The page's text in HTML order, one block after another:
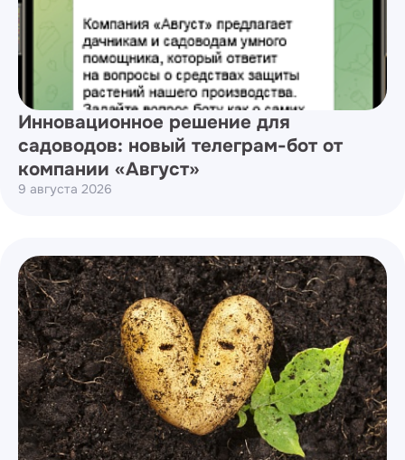
Инновационное решение для
садоводов: новый телеграм-бот от
компании «Август»
9 августа 2026